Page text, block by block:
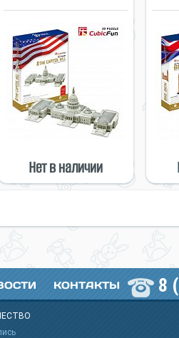
Нет в наличии
КОНТАКТЫ 8